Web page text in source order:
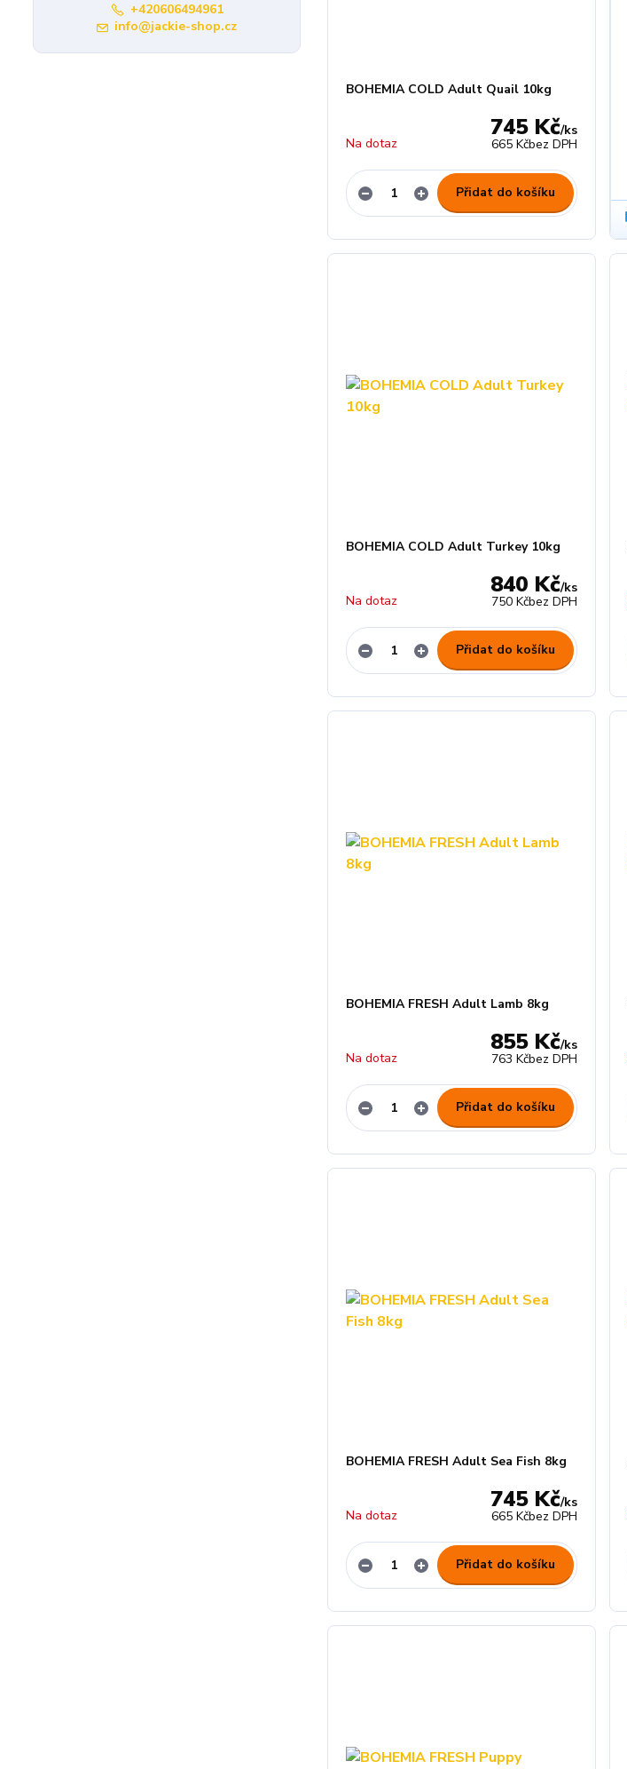
BOHEMIA COLD Adult Quail 10kg
745 Kč/ks
665 Kčbez DPH
Na dotaz
Přidat do košíku
BOHEMIA COLD Adult Turkey 10kg
840 Kč/ks
750 Kčbez DPH
Na dotaz
Přidat do košíku
BOHEMIA FRESH Adult Lamb 8kg
855 Kč/ks
763 Kčbez DPH
Na dotaz
Přidat do košíku
BOHEMIA FRESH Adult Sea Fish 8kg
745 Kč/ks
665 Kčbez DPH
Na dotaz
Přidat do košíku
+420606494961
info@jackie-shop.cz